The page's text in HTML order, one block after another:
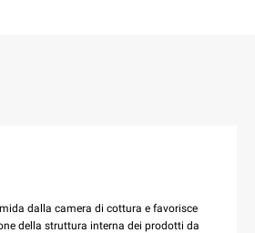
dalla camera di cottura e favorisce
della struttura interna dei prodotti da